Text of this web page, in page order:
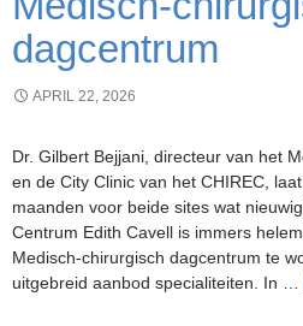
dagcentrum
APRIL 22, 2026
Dr. Gilbert Bejjani, directeur van het
en de City Clinic van het CHIREC,
maanden voor beide sites wat
Centrum Edith Cavell is immers
Medisch-chirurgisch dagcentrum te
uitgebreid aanbod specialiteiten. In …